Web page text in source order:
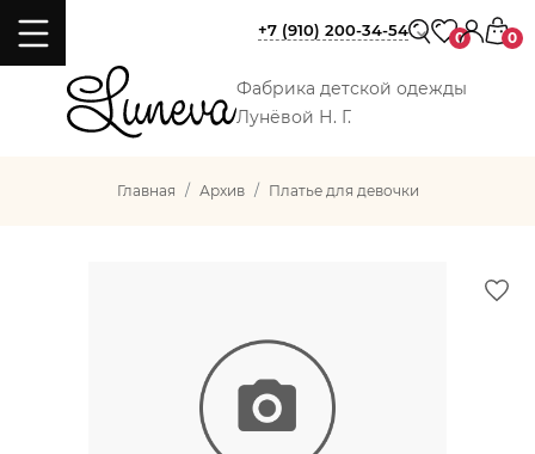
Фабрика детской одежды
Лунёвой Н. Г.
+7 (910) 200-34-54 0 0
Главная Архив Платье для девочки